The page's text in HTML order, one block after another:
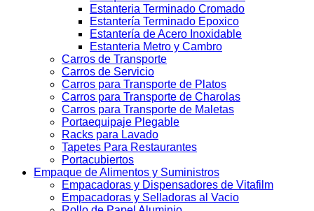
Estanteria Terminado Cromado
Estantería Terminado Epoxico
Estantería de Acero Inoxidable
Estanteria Metro y Cambro
Carros de Transporte
Carros de Servicio
Carros para Transporte de Platos
Carros para Transporte de Charolas
Carros para Transporte de Maletas
Portaequipaje Plegable
Racks para Lavado
Tapetes Para Restaurantes
Portacubiertos
Empaque de Alimentos y Suministros
Empacadoras y Dispensadores de Vitafilm
Empacadoras y Selladoras al Vacio